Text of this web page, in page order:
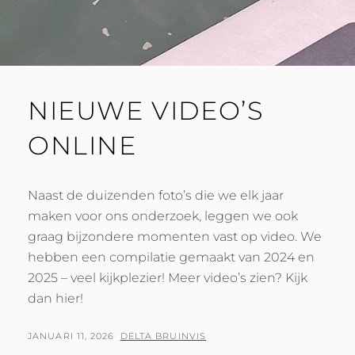
NIEUWE VIDEO’S
ONLINE
Naast de duizenden foto’s die we elk jaar
maken voor ons onderzoek, leggen we ook
graag bijzondere momenten vast op video. We
hebben een compilatie gemaakt van 2024 en
2025 – veel kijkplezier! Meer video’s zien? Kijk
dan hier!
GEPLAATST
JANUARI 11, 2026 BY
DELTA BRUINVIS